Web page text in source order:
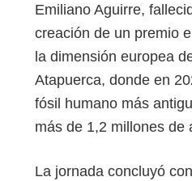
Emiliano Aguirre,
creación de un premio
la dimensión europea
Atapuerca, donde en
fósil humano más
más de 1,2 millones de
La jornada concluyó